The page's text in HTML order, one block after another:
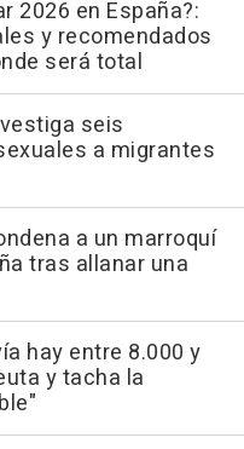
2026 en España?:
y recomendados
será total
seis
a migrantes
a un marroquí
tras allanar una
hay entre 8.000 y
y tacha la